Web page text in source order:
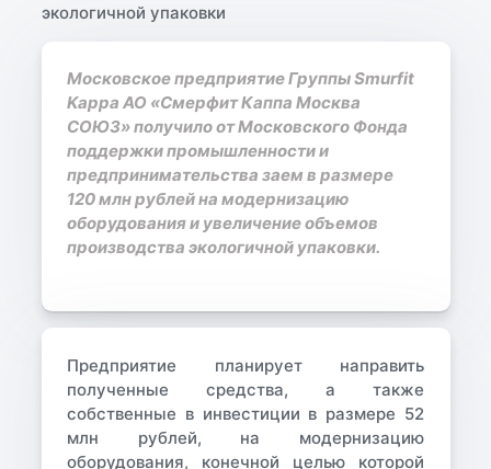
Московское предприятие Группы Smurfit
Kappa АО «Смерфит Каппа Москва
СОЮЗ» получило от Московского Фонда
поддержки промышленности и
предпринимательства заем в размере
120 млн рублей на модернизацию
оборудования и увеличение объемов
производства экологичной упаковки.
Предприятие планирует направить
полученные средства, а также
собственные в инвестиции в размере 52
млн рублей, на модернизацию
оборудования, конечной целью которой